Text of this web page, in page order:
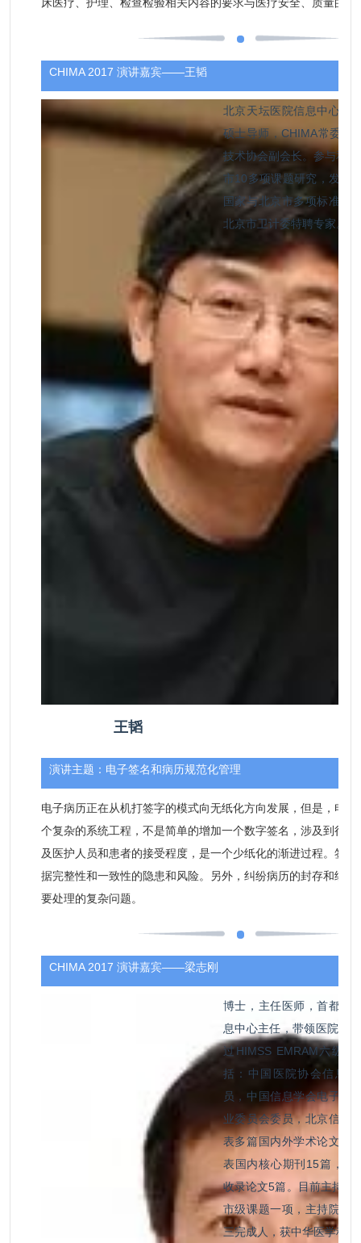
床医疗、护理、检查检验相关内容的要求与医疗安全、质量的关
CHIMA 2017 演讲嘉宾——王韬
王韬
北京天坛医院信息中心主
硕士导师，CHIMA常委，
技术协会副会长。参与和
市10多项课题研究，发表
国家与北京市多项标准的
北京市卫计委特聘专家。
演讲主题： 电子签名和病历规范化管理
电子病历正在从机打签字的模式向无纸化方向发展，但是，电子
个复杂的系统工程，不是简单的增加一个数字签名，涉及到很多
及医护人员和患者的接受程度，是一个少纸化的渐进过程。签名
据完整性和一致性的隐患和风险。另外，纠纷病历的封存和续写
要处理的复杂问题。
CHIMA 2017 演讲嘉宾——梁志刚
博士，主任医师，首都医
息中心主任，带领医院信
过HIMSS EMRAM六级
括：中国医院协会信息
员，中国信息学会电子病
业委员会委员，北京信息
表多篇国内外学术论文，
表国内核心期刊15篇，以
收录论文5篇。目前主持局
市级课题一项，主持院级
三完成人，获中华医学科